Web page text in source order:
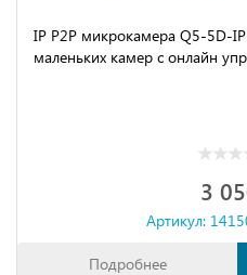
IP P2P микрокамера Q5-5D-
маленьких камер с онлайн
3
Артикул:
Подробнее